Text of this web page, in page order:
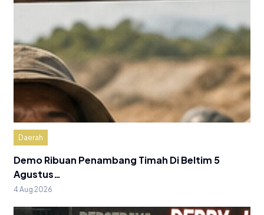
Daerah
Demo Ribuan Penambang Timah Di Beltim 5
Agustus…
4 Aug 2026